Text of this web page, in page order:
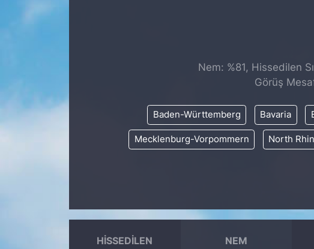
Nem: %81, Hissedilen
Görüş
Baden-Württemberg Bavaria
Mecklenburg-Vorpommern North
HISSEDILEN NEM